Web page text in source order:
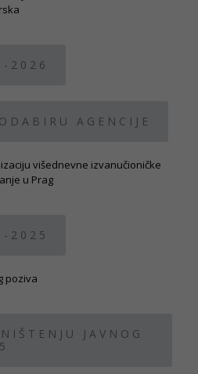
2026
AGENCIJE
višednevne izvanučioničke
u Prag
2025
poziva
JAVNOG